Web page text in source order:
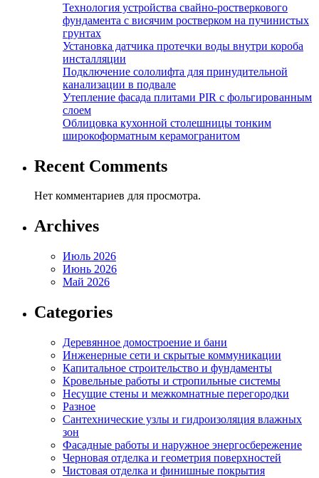
Технология устройства свайно-ростверкового
фундамента с висячим ростверком на пучинистых
грунтах
Установка датчика протечки воды внутри короба
инсталляции
Подключение сололифта для принудительной
канализации в подвале
Утепление фасада плитами PIR с фольгированным
слоем
Облицовка кухонной столешницы тонким
широкоформатным керамогранитом
Recent Comments
Нет комментариев для просмотра.
Archives
Июль 2026
Июнь 2026
Май 2026
Categories
Деревянное домостроение и бани
Инженерные сети и скрытые коммуникации
Капитальное строительство и фундаменты
Кровельные работы и стропильные системы
Несущие стены и межкомнатные перегородки
Разное
Сантехнические узлы и гидроизоляция влажных
зон
Фасадные работы и наружное энергосбережение
Черновая отделка и геометрия поверхностей
Чистовая отделка и финишные покрытия